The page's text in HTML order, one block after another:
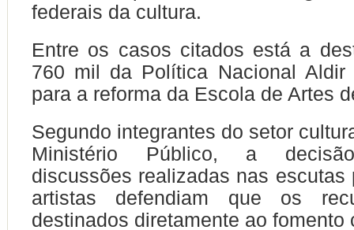
federais da cultura.
Entre os casos citados está a
760 mil da Política Nacional Aldir
para a reforma da Escola de Artes
Segundo integrantes do setor
Ministério Público, a
discussões realizadas nas escutas
artistas defendiam que os
destinados diretamente ao fomento